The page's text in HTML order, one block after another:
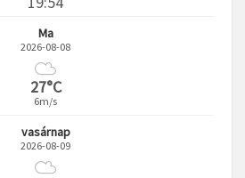
Ma
2026-08-08
27°C
6m/s
vasárnap
2026-08-09